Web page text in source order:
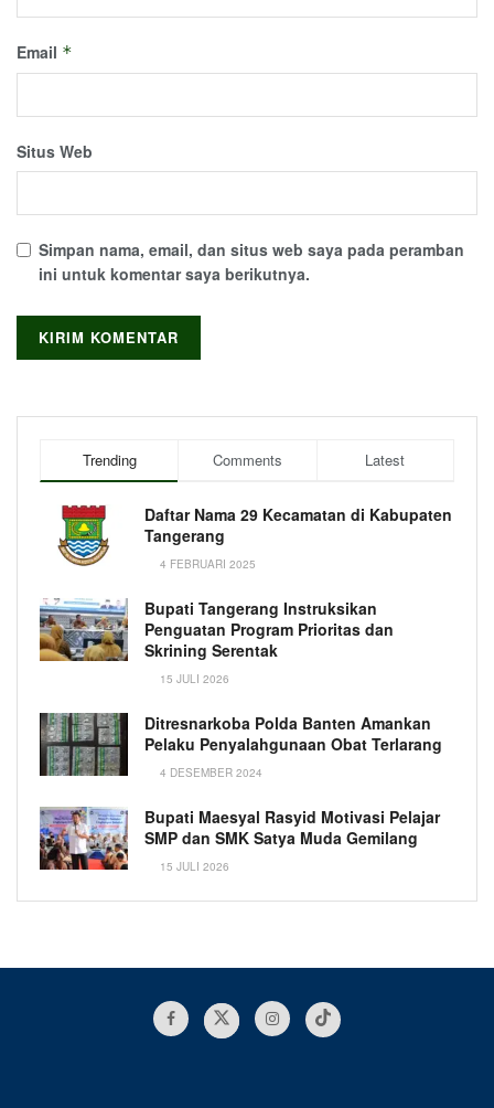
Email *
Situs Web
Simpan nama, email, dan situs web saya pada peramban
ini untuk komentar saya berikutnya.
Trending Comments Latest
Daftar Nama 29 Kecamatan di Kabupaten
Tangerang
4 FEBRUARI 2025
Bupati Tangerang Instruksikan
Penguatan Program Prioritas dan
Skrining Serentak
15 JULI 2026
Ditresnarkoba Polda Banten Amankan
Pelaku Penyalahgunaan Obat Terlarang
4 DESEMBER 2024
Bupati Maesyal Rasyid Motivasi Pelajar
SMP dan SMK Satya Muda Gemilang
15 JULI 2026